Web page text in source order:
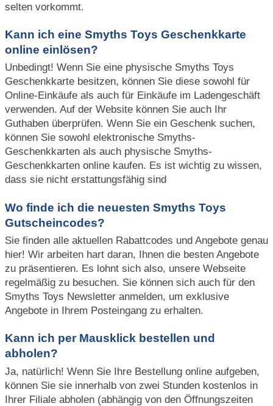
selten vorkommt.
Kann ich eine Smyths Toys Geschenkkarte
online einlösen?
Unbedingt! Wenn Sie eine physische Smyths Toys
Geschenkkarte besitzen, können Sie diese sowohl für
Online-Einkäufe als auch für Einkäufe im Ladengeschäft
verwenden. Auf der Website können Sie auch Ihr
Guthaben überprüfen. Wenn Sie ein Geschenk suchen,
können Sie sowohl elektronische Smyths-
Geschenkkarten als auch physische Smyths-
Geschenkkarten online kaufen. Es ist wichtig zu wissen,
dass sie nicht erstattungsfähig sind
Wo finde ich die neuesten Smyths Toys
Gutscheincodes?
Sie finden alle aktuellen Rabattcodes und Angebote genau
hier! Wir arbeiten hart daran, Ihnen die besten Angebote
zu präsentieren. Es lohnt sich also, unsere Webseite
regelmäßig zu besuchen. Sie können sich auch für den
Smyths Toys Newsletter anmelden, um exklusive
Angebote in Ihrem Posteingang zu erhalten.
Kann ich per Mausklick bestellen und
abholen?
Ja, natürlich! Wenn Sie Ihre Bestellung online aufgeben,
können Sie sie innerhalb von zwei Stunden kostenlos in
Ihrer Filiale abholen (abhängig von den Öffnungszeiten